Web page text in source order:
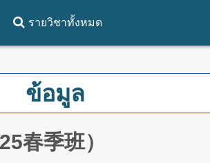
รายวิชาทั้งหมด
ข้อมูล
春季班）